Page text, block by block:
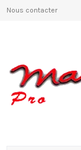
Nous contacter